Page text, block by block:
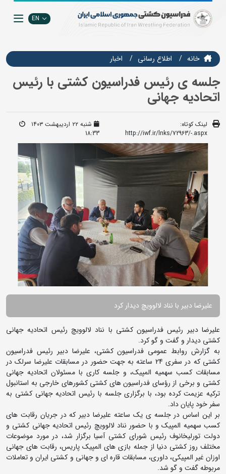
EN
خانه اطلاع رسانی اخبار
جلسه ی رئیس فدراسیون کشتی با رئیس
اتحادیه جهانی
لینک کوتاه:
http://iwf.ir/lnks/72963/-.aspx
شنبه ۲۲ اردیبهشت ۱۴۰۳
18:33
علیرضا دبیر با نناد لالوویچ دیدار کرد
علیرضا دبیر رئیس فدراسیون کشتی با نناد لالوویچ رئیس اتحادیه جهانی
کشتی دیدار و گفت و گو کرد.
به گزارش روابط عمومی فدراسیون کشتی،‌ علیرضا دبیر رئیس فدراسیون
کشتی که در سفری 24 ساعته به جهت حضور در مسابقات علیرضا سرلک در
مسابقات کسب سهمیه المپیک، و جلسه کاری با مسئولان اتحادیه جهانی
کشتی و برخی از رؤسای فدراسیون های کشتی کشورهای خارجی به استانبول
ترکیه عزیمت کرده بود،‌ با برگزاری جلسه با رئیس اتحادیه جهانی کشتی به
سفر خود پایان داد.
بر این اساس در جلسه ی یک ساعته علیرضا دبیر که در جریان رقابت های
کسب سهمیه المپیک و با حضور نناد لالوویچ رئیس اتحادیه جهانی کشتی و
دولت تورلیخانوف رئیس شورای کشتی آسیا برگزار شد، در مورد موضوعات
مختلف روز کشتی دنیا از جمله بازی های المپیک پاریس، رقابت های جهانی
اوزان غیر المپیکی، داوری، مسابقات قاره ای و جهانی و کشتی ایران و تعاملات
مربوطه گفت و گو شد.